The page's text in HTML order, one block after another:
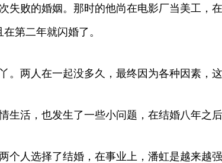
失败的婚姻。那时的他尚在电影厂当美工
第二年就闪婚了。
两人在一起没多久，最终因为各种因素，
活，也发生了一些小问题，在结婚八年之
个人选择了结婚，在事业上，潘虹是越来